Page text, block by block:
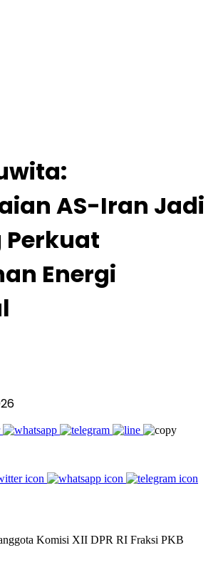
AS-Iran Jadi
Perkuat
Energi